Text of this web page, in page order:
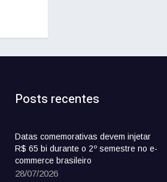
Posts recentes
Datas comemorativas devem injetar
R$ 65 bi durante o 2º semestre no e-
commerce brasileiro
28/07/2026